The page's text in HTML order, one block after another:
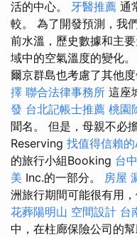
活的中心。 牙醫推薦 通
較。 為了開發預測，我
前水溫，歷史數據和主
域中的空氣溫度的變化。
爾京群島也考慮了其他
擇 聯合法律事務所 這座
發 台北記帳士推薦 桃園
聞名。 但是，母親不必
Reserving 找值得信賴
的旅行小組Booking 台
美 Inc.的一部分。 房屋
洲旅行期間可能很有用
花葬陽明山 空間設計 台
中，在柱廊保險公司的